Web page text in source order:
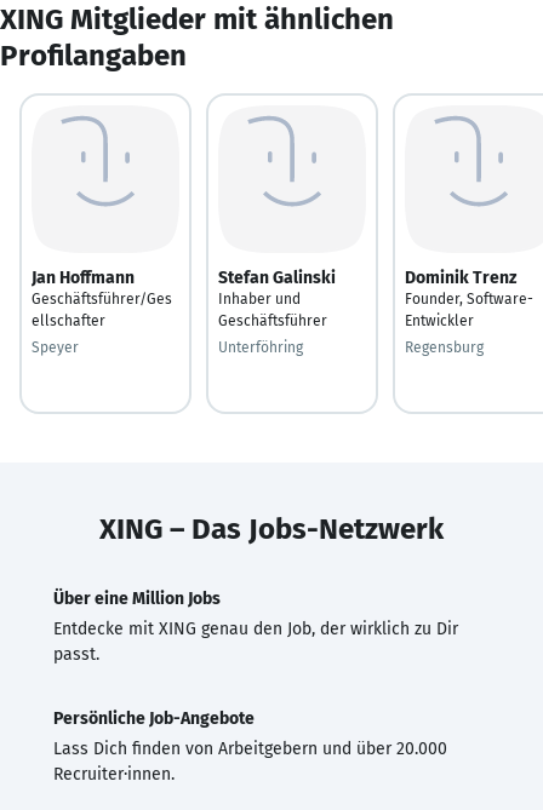
XING Mitglieder mit ähnlichen
Profilangaben
Jan Hoffmann
Geschäftsführer/Ges
ellschafter
Speyer
Stefan Galinski
Inhaber und
Geschäftsführer
Unterföhring
Dominik Trenz
Founder, Software-
Entwickler
Regensburg
XING – Das Jobs-Netzwerk
Über eine Million Jobs
Entdecke mit XING genau den Job, der wirklich zu Dir
passt.
Persönliche Job-Angebote
Lass Dich finden von Arbeitgebern und über 20.000
Recruiter·innen.